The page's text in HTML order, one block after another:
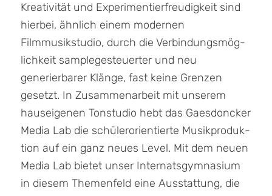
Kreativität und Experimen­tier­freudigkeit sind
hierbei, ähnlich einem modernen
Filmmusikstudio, durch die Verbindungs­mög­
lichkeit samplegesteuerter und neu
generierbarer Klänge, fast keine Grenzen
gesetzt. In Zusam­menarbeit mit unserem
hauseigenen Tonstudio hebt das Gaesdoncker
Media Lab die schülerorientierte Musikpro­duk­
tion auf ein ganz neues Level. Mit dem neuen
Media Lab bietet unser Internatsgymnasium
in diesem Themenfeld eine Aus­stattung, die